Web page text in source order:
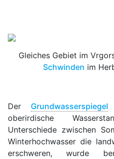
Gleiches Gebiet im
Schwinden im
Der Grundwasserspiegel
oberirdische
Unterschiede zwischen
Winterhochwasser die
erschweren, wurde